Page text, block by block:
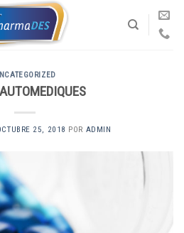
25, 2018 POR ADMIN